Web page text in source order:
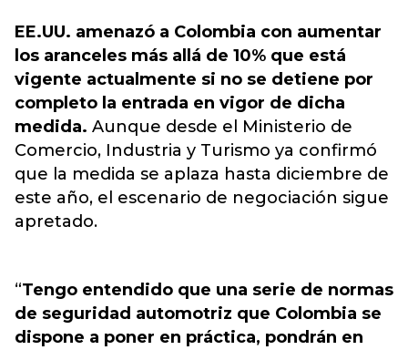
EE.UU. amenazó a Colombia con aumentar
los aranceles más allá de 10% que está
vigente actualmente si no se detiene por
completo la entrada en vigor de dicha
medida. Aunque desde el Ministerio de
Comercio, Industria y Turismo ya confirmó
que la medida se aplaza hasta diciembre de
este año, el escenario de negociación sigue
apretado.
“Tengo entendido que una serie de normas
de seguridad automotriz que Colombia se
dispone a poner en práctica, pondrán en